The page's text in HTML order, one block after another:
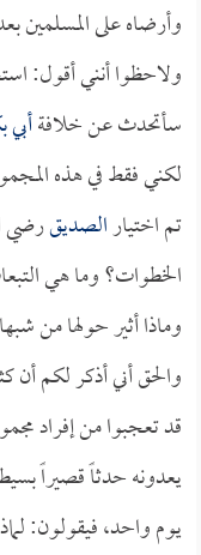
وأرضاه على المسلمين
ولاحظوا أنني أقول:
سأتحدث عن خلافة
لكني فقط في هذه
تم اختيارالصديقرضي
الخطوات؟ وما هي
وماذا أثير حولها من
والحق أني أذكر لكم أن
قد تعجبوا من إفراد
يعدونه حدثاً قصيراً
يوم واحد، فيقولون: